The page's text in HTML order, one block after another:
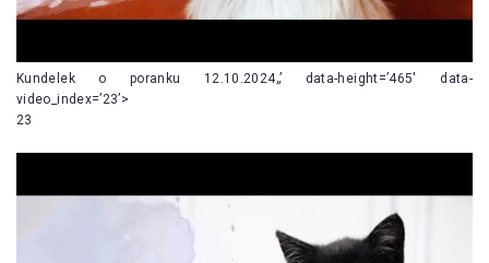
Kundelek o poranku 12.10.2024„’ data-height=’465′ data-
video_index=’23’>
23